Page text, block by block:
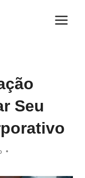
Seu